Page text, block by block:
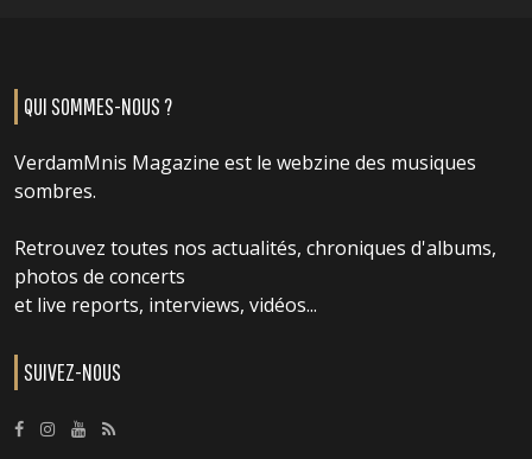
QUI SOMMES-NOUS ?
VerdamMnis Magazine est le webzine des musiques
sombres.
Retrouvez toutes nos actualités, chroniques d'albums,
photos de concerts
et live reports, interviews, vidéos...
SUIVEZ-NOUS